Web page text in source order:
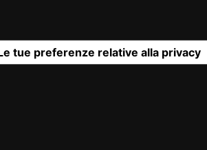
tue preferenze relative alla privacy